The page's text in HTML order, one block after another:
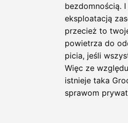
bezdomnością.
eksploatacją
przecież to
powietrza do
picia, jeśli
Więc ze
istnieje taka
sprawom